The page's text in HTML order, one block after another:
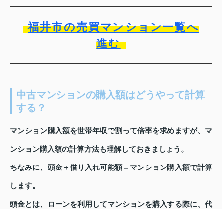
福井市の売買マンション一覧へ
進む
中古マンションの購入額はどうやって計算
する？
マンション購入額を世帯年収で割って倍率を求めますが、マ
ンション購入額の計算方法も理解しておきましょう。
ちなみに、頭金＋借り入れ可能額＝マンション購入額で計算
します。
頭金とは、ローンを利用してマンションを購入する際に、代